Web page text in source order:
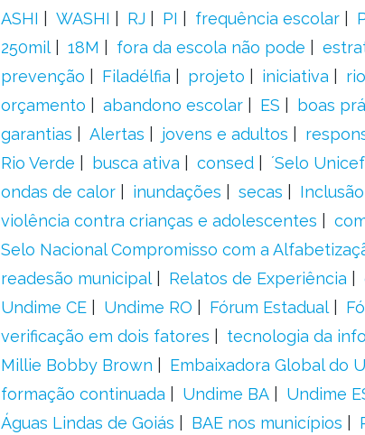
ASHI
WASHI RJ PI frequência escolar
250mil
18M fora da escola não pode
prevenção
Filadélfia projeto iniciativa
orçamento
abandono escolar ES boas
garantias
Alertas jovens e adultos
Rio Verde
busca ativa consed ´Selo Unicef
ondas de calor
inundações secas
violência contra crianças e adolescentes
Selo Nacional Compromisso com a
readesão municipal
Relatos de Experiência
Undime CE
Undime RO Fórum Estadual
verificação em dois fatores
tecnologia da
Millie Bobby Brown
Embaixadora Global do
formação continuada
Undime BA Undime
Águas Lindas de Goiás
BAE nos municípios